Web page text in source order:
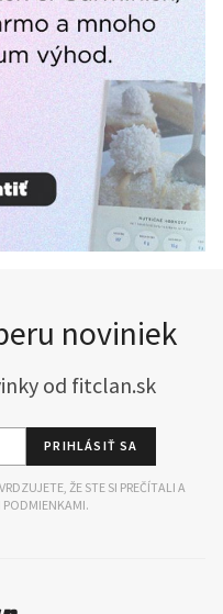
noviniek
od fitclan.sk
PRIHLÁSIŤ SA
ŽE STE SI PREČÍTALI A
PODMIENKAMI.